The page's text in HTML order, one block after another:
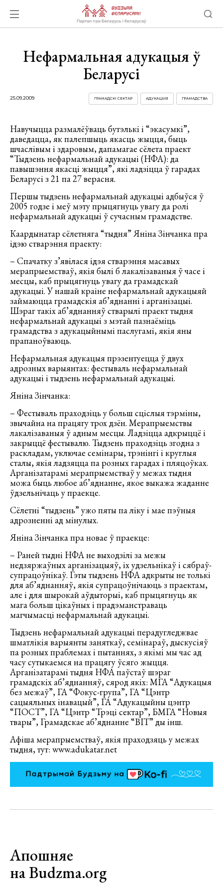
Нефармальная адукацыя ў
Беларусі
25.09.2009 ГРАМАДСТВА
АДУКАЦЫЯ
ГРАМАДСКІ СЕКТАР
Навучыцца размалёўваць бутэлькі і “экасумкі”,
даведацца, як палепшыць якасць жыцця, быць
шчаслівым і здаровым, дапамагае сёлета праект
“Тыдзень нефармальнай адукацыі (НФА): да
павышэння якасці жыцця”, які ладзіцца ў гарадах
Беларусі з 21 па 27 верасня.
Першы тыдзень нефармальнай адукацыі адбыўся ў
2005 годзе і меў мэту прыцягнуць увагу да ролі
нефармальнай адукацыі ў сучасным грамадстве.
Каардынатар сёлетняга “тыдня” Яніна Зінчанка пра
ідэю стварэння праекту:
– Спачатку з’явілася ідэя стварэння масавых
мерапрыемстваў, якія былі б лакалізаваныя ў часе і
месцы, каб прыцягнуць увагу да грамадскай
адукацыі. У нашай краіне нефармальнай адукацыяй
займаюцца грамадскія аб’яднанні і арганізацыі.
Шэраг такіх аб’яднанняў стварылі праект тыдня
нефармальнай адукацыі з мэтай пазнаёміць
грамадства з адукацыйнымі паслугамі, якія яны
прапаноўваюць.
Нефармальная адукацыя прэзентуецца ў двух
адрозных варыянтах: фестываль нефармальнай
адукацыі і тыдзень нефармальнай адукацыі.
Яніна Зінчанка:
– Фестываль праходзіць у больш сціслыя тэрміны,
звычайна на працягу трох дзён. Мерапрыемствы
лакалізаваныя ў адным месцы. Ладзіцца адкрыццё і
закрыццё фестывалю. Тыдзень праходзіць згодна з
раскладам, уключае семінары, трэнінгі і круглыя
сталы, якія ладзяцца па розных гарадах і пляцоўках.
Арганізатарамі мерапрыемстваў у межах тыдня
можа быць любое аб’яднанне, якое выкажа жаданне
ўдзельнічаць у праекце.
Сёлетні “тыдзень” ужо пяты па ліку і мае пэўныя
адрозненні ад мінулых.
Яніна Зінчанка пра новае ў праекце:
– Раней тыдні НФА не выходзілі за межы
недзяржаўных арганізацыяў, іх удзельнікаў і сябраў-
супрацоўнікаў. Гэты тыдзень НФА адкрыты не толькі
для аб’яднанняў, якія супрацоўнічаюць з праектам,
але і для шырокай аўдыторыі, каб прыцягнуць як
мага больш цікаўных і прадэманстраваць
магчымасці нефармальнай адукацыі.
Тыдзень нефармальнай адукацыі перадугледжвае
шматлікія варыянты заняткаў, семінараў, дыскусіяў
па розных праблемах і пытаннях, з якімі мы час ад
часу сутыкаемся на працягу ўсяго жыцця.
Арганізатарамі тыдня НФА паўстаў шэраг
грамадскіх аб’яднанняў, сярод якіх: МГА “Адукацыя
без межаў”, ГА “Фокус-група”, ГА “Цэнтр
сацыяльных інавацый”, ГА “Адукацыйны цэнтр
“ПОСТ”, ГА “Цэнтр “Трэці сектар”, БМГА “Новыя
твары”, Грамадскае аб’яднанне “ВІТ” ды інш.
Афіша мерапрыемстваў, якія праходзяць у межах
тыдня, тут: www.adukatar.net
Апошняе
на Budzma.org